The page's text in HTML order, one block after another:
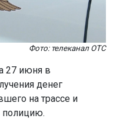
денег
на трассе и
у них изъяли
пистолеты,
карты, а также